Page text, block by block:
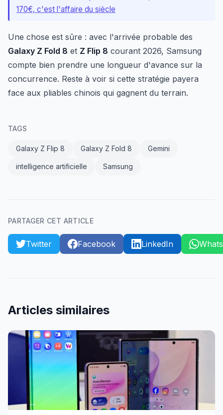
170€, c'est l'affaire du siècle
Une chose est sûre : avec l'arrivée probable des
Galaxy Z Fold 8 et Z Flip 8 courant 2026, Samsung
compte bien prendre une longueur d'avance sur la
concurrence. Reste à voir si cette stratégie payera
face aux pliables chinois qui gagnent du terrain.
TAGS
Galaxy Z Flip 8 Galaxy Z Fold 8 Gemini
intelligence artificielle Samsung
PARTAGER CET ARTICLE
Twitter Facebook LinkedIn
Articles similaires